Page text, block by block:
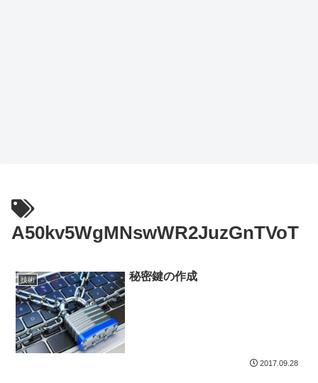
A50kv5WgMNswWR2JuzGnTVoT
技術 秘密鍵の作成
2017.09.28